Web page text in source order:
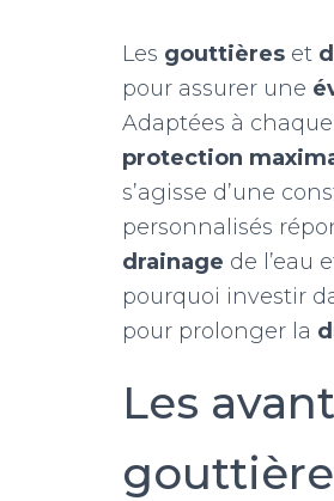
Les gouttières et
pour assurer une
Adaptées à
protection
s’agisse d’une
personnalisés
drainage de l’eau
pourquoi investir
pour prolonger la
Les